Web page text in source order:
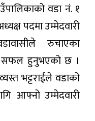
वडा नं. १
पदमा उम्मेदवारी
रुचाएका
सफल हुनुभएको छ ।
भट्टराईले वडाको
आफ्नो उम्मेदवारी